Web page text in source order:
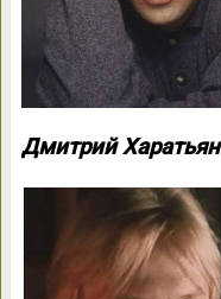
Дмитрий Харатьян